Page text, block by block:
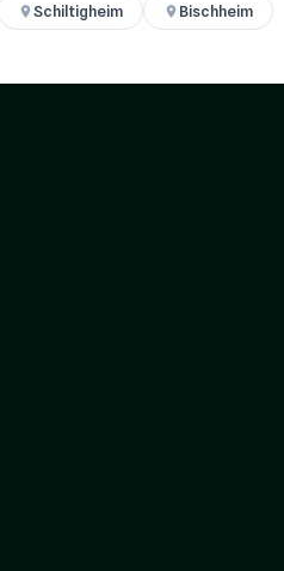
Schiltigheim Bischheim